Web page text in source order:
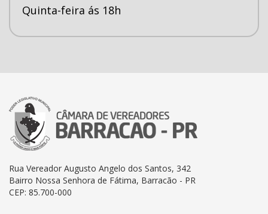
Quinta-feira ás 18h
Rua Vereador Augusto Angelo dos Santos, 342
Bairro Nossa Senhora de Fátima, Barracão - PR
CEP: 85.700-000